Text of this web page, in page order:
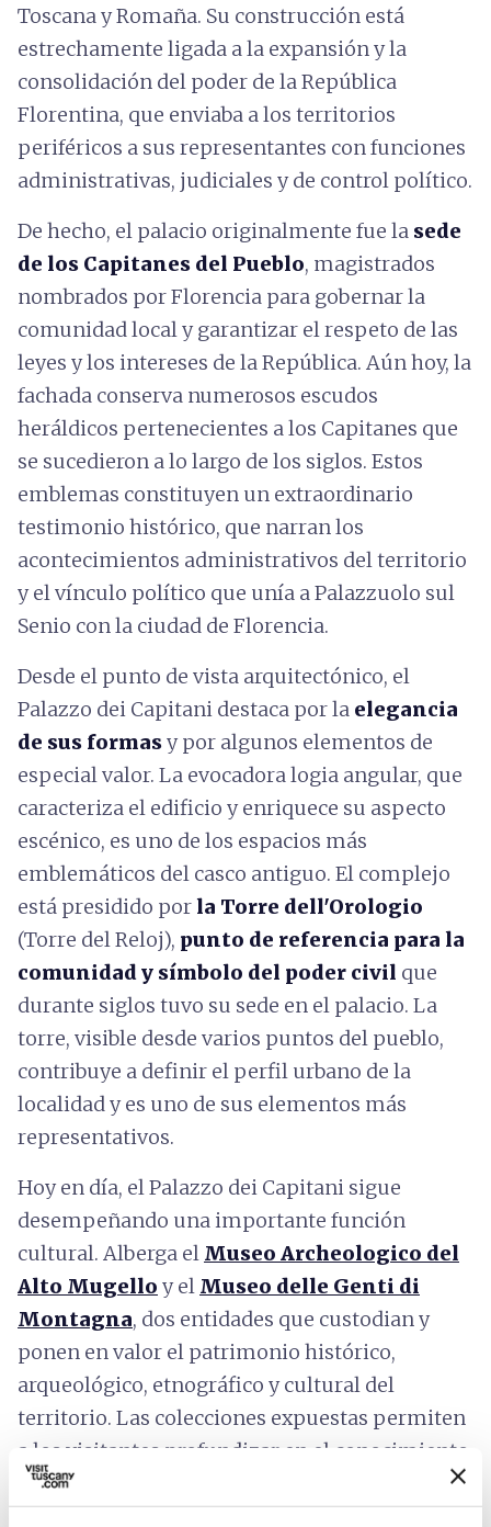
Toscana y Romaña. Su construcción está
estrechamente ligada a la expansión y la
consolidación del poder de la República
Florentina, que enviaba a los territorios
periféricos a sus representantes con funciones
administrativas, judiciales y de control político.
De hecho, el palacio originalmente fue la sede
de los Capitanes del Pueblo, magistrados
nombrados por Florencia para gobernar la
comunidad local y garantizar el respeto de las
leyes y los intereses de la República. Aún hoy, la
fachada conserva numerosos escudos
heráldicos pertenecientes a los Capitanes que
se sucedieron a lo largo de los siglos. Estos
emblemas constituyen un extraordinario
testimonio histórico, que narran los
acontecimientos administrativos del territorio
y el vínculo político que unía a Palazzuolo sul
Senio con la ciudad de Florencia.
Desde el punto de vista arquitectónico, el
Palazzo dei Capitani destaca por la elegancia
de sus formasy por algunos elementos de
especial valor. La evocadora logia angular, que
caracteriza el edificio y enriquece su aspecto
escénico, es uno de los espacios más
emblemáticos del casco antiguo. El complejo
está presidido porla Torre dell'Orologio
(Torre del Reloj), punto de referencia para la
comunidad y símbolo del poder civil que
durante siglos tuvo su sede en el palacio. La
torre, visible desde varios puntos del pueblo,
contribuye a definir el perfil urbano de la
localidad y es uno de sus elementos más
representativos.
Hoy en día, el Palazzo dei Capitani sigue
desempeñando una importante función
cultural. Alberga el Museo Archeologico del
Alto Mugello y el Museo delle Genti di
Montagna, dos entidades que custodian y
ponen en valor el patrimonio histórico,
arqueológico, etnográfico y cultural del
territorio. Las colecciones expuestas permiten
a los visitantes profundizar en el conocimiento
de las antiguas civilizaciones que habitaron